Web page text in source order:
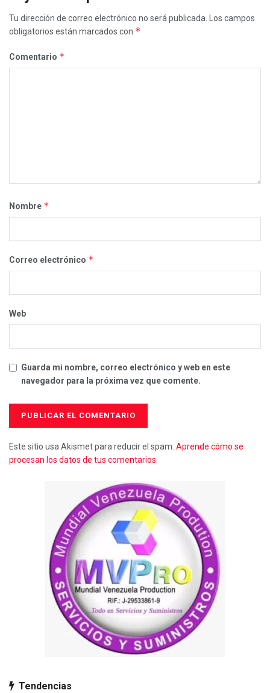
Tu dirección de correo electrónico no será publicada.
Los campos
obligatorios están marcados con *
Comentario *
Nombre *
Correo electrónico *
Web
Guarda mi nombre, correo electrónico y web en este
navegador para la próxima vez que comente.
Este sitio usa Akismet para reducir el spam. Aprende cómo se
procesan los datos de tus comentarios.
Tendencias